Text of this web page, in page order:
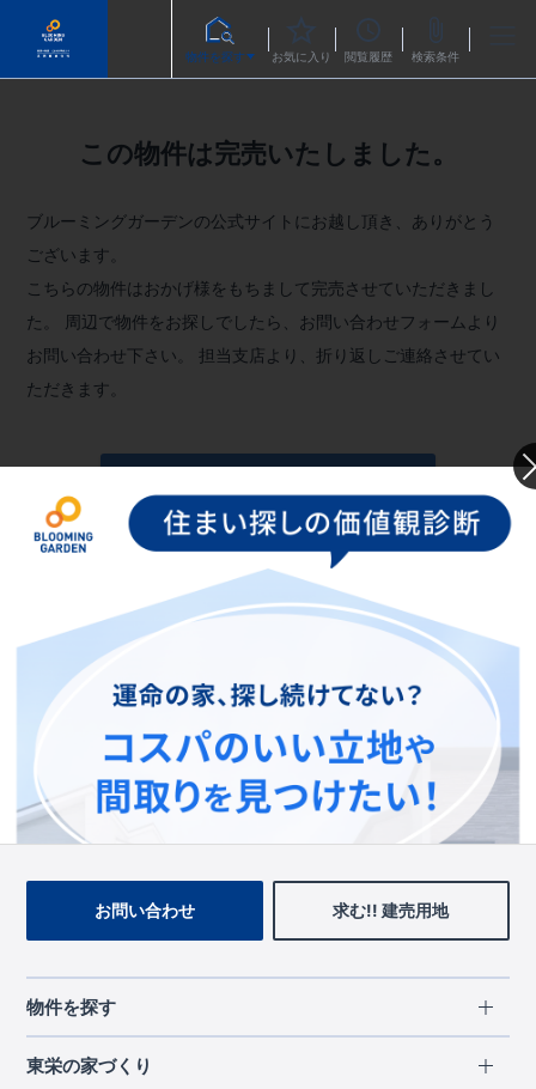
物件を探す お気に入り 閲覧履歴 検索条件
この物件は完売いたしました。
ブルーミングガーデンの公式サイトにお越し頂き、ありがとう
ございます。
こちらの物件はおかげ様をもちまして完売させていただきまし
た。
周辺で物件をお探しでしたら、お問い合わせフォームより
お問い合わせ下さい。
担当支店より、折り返しご連絡させてい
ただきます。
お問い合わせフォームへ
この物件を見ている人に
おすすめの物件
お問い合わせ 求む!! 建売用地
物件を探す
エリアから探す
東栄の家づくり